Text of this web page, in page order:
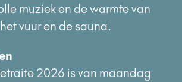
muziek en de warmte van
vuur en de sauna.
2026 is van maandag